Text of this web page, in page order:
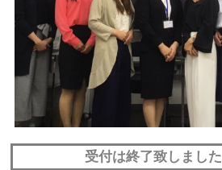
受付は終了致しました